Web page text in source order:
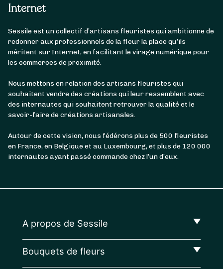
Internet
Sessile est un collectif d’artisans fleuristes qui ambitionne de
redonner aux professionnels de la fleur la place qu’ils
méritent sur Internet, en facilitant le virage numérique pour
les commerces de proximité.
Nous mettons en relation des artisans fleuristes qui
souhaitent vendre des créations qui leur ressemblent avec
des internautes qui souhaitent retrouver la qualité et le
savoir-faire de créations artisanales.
Autour de cette vision, nous fédérons plus de 500 fleuristes
en France, en Belgique et au Luxembourg, et plus de 120 000
internautes ayant passé commande chez l’un d’eux.
A propos de Sessile
Bouquets de fleurs